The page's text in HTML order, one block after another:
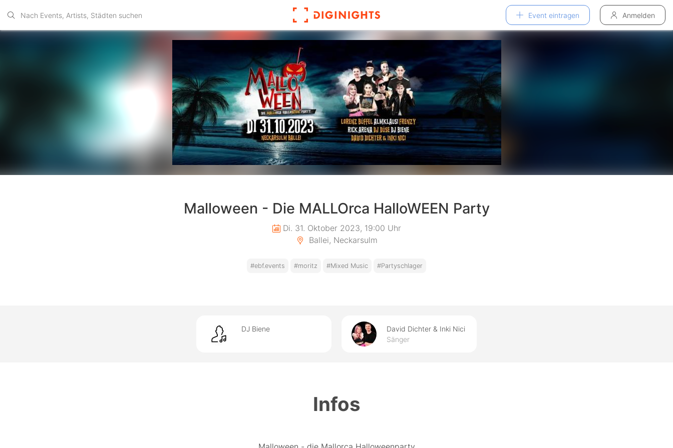
Event eintragen Anmelden
Malloween - Die MALLOrca HalloWEEN Party
Di. 31. Oktober 2023, 19:00 Uhr
Ballei, Neckarsulm
#ebf.events #moritz #Mixed Music #Partyschlager
DJ Biene
David Dichter & Inki Nici
Sänger
Infos